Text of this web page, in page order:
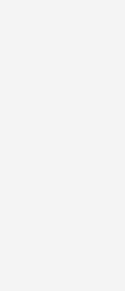
door 2 personen